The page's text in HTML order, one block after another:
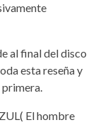
al final del disco
esta reseña y
primera.
El hombre